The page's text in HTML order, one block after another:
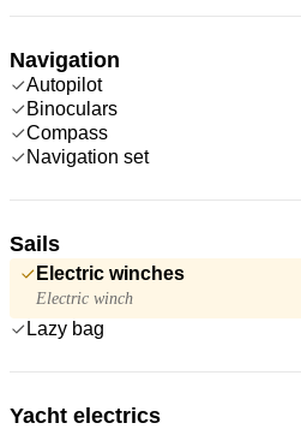
Navigation
Autopilot
Binoculars
Compass
Navigation set
Sails
Electric winches
Electric winch
Lazy bag
Yacht electrics